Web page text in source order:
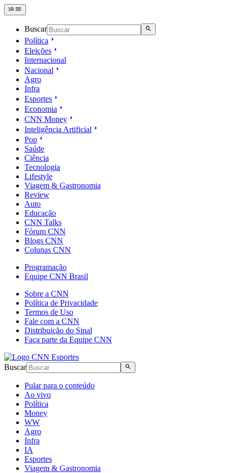
Buscar
Política
Eleições
Internacional
Nacional
Agro
Infra
Esportes
Economia
CNN Money
Inteligência Artificial
Pop
Saúde
Ciência
Tecnologia
Lifestyle
Viagem & Gastronomia
Review
Auto
Educação
CNN Talks
Fórum CNN
Blogs CNN
Colunas CNN
Programação
Equipe CNN Brasil
Sobre a CNN
Política de Privacidade
Termos de Uso
Fale com a CNN
Distribuição do Sinal
Faça parte da Equipe CNN
Buscar
Pular para o conteúdo
Ao vivo
Política
Money
WW
Agro
Infra
IA
Esportes
Viagem & Gastronomia